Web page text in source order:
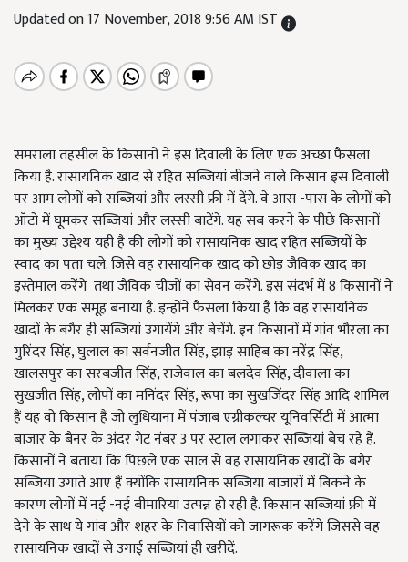
Updated on 17 November, 2018 9:56 AM IST
समराला तहसील के किसानों ने इस दिवाली के लिए एक अच्छा फैसला
किया है. रासायनिक खाद से रहित सब्जियां बीजने वाले किसान इस दिवाली
पर आम लोगों को सब्जियां और लस्सी फ्री में देंगे. वे आस -पास के लोगों को
ऑटो में घूमकर सब्जियां और लस्सी बाटेंगे. यह सब करने के पीछे किसानों
का मुख्य उद्देश्य यही है की लोगों को रासायनिक खाद रहित सब्जियों के
स्वाद का पता चले. जिसे वह रासायनिक खाद को छोड़ जैविक खाद का
इस्तेमाल करेंगे तथा जैविक चीज़ों का सेवन करेंगे. इस संदर्भ में 8 किसानों ने
मिलकर एक समूह बनाया है. इन्होंने फैसला किया है कि वह रासायनिक
खादों के बगैर ही सब्जियां उगायेंगे और बेचेंगे. इन किसानों में गांव भौरला का
गुरिंदर सिंह, घुलाल का सर्वनजीत सिंह, झाड़ साहिब का नरेंद्र सिंह,
खालसपुर का सरबजीत सिंह, राजेवाल का बलदेव सिंह, दीवाला का
सुखजीत सिंह, लोपों का मनिंदर सिंह, रूपा का सुखजिंदर सिंह आदि शामिल
हैं यह वो किसान हैं जो लुधियाना में पंजाब एग्रीकल्चर यूनिवर्सिटी में आत्मा
बाजार के बैनर के अंदर गेट नंबर 3 पर स्टाल लगाकर सब्जियां बेच रहे हैं.
किसानों ने बताया कि पिछले एक साल से वह रासायनिक खादों के बगैर
सब्जिया उगाते आए हैं क्योंकि रासायनिक सब्ज़िया बाज़ारों में बिकने के
कारण लोगों में नई -नई बीमारियां उत्पन्न हो रही है. किसान सब्जियां फ्री में
देने के साथ ये गांव और शहर के निवासियों को जागरूक करेंगे जिससे वह
रासायनिक खादों से उगाई सब्जियां ही खरीदें.